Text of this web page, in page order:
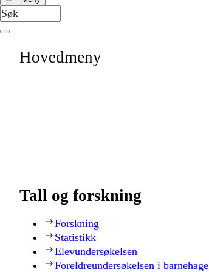
Hovedmeny
Tall og forskning
Forskning
Statistikk
Elevundersøkelsen
Foreldreundersøkelsen i barnehage